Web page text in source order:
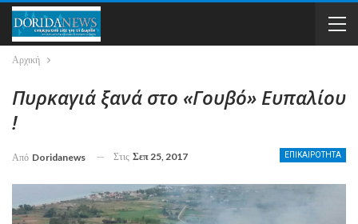
Αρχική
Πυρκαγιά ξανά στο «Γουβό» Ευπαλίου
!
ΕΠΙΚΑΙΡΟΤΗΤΑ
Από Doridanews Στις Σεπ 25, 2017